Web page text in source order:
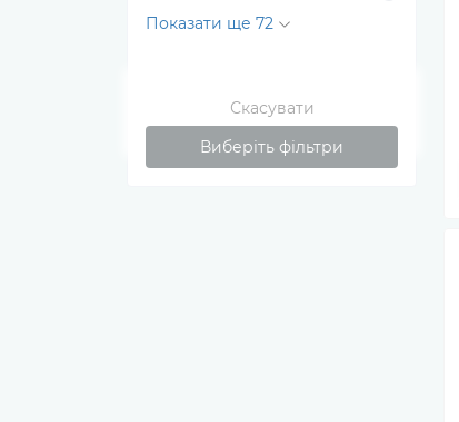
Показати ще 72
Скасувати
Виберіть фільтри